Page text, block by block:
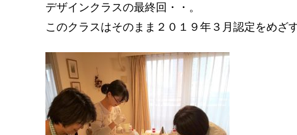
デザインクラスの最終回・・。
このクラスはそのまま２０１９年３月認定をめざ